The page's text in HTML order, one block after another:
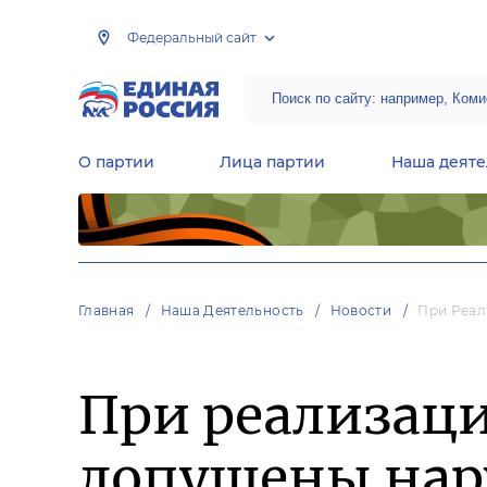
Федеральный сайт
О партии Лица партии Наша
Главная Наша Деятельность Новости При
При